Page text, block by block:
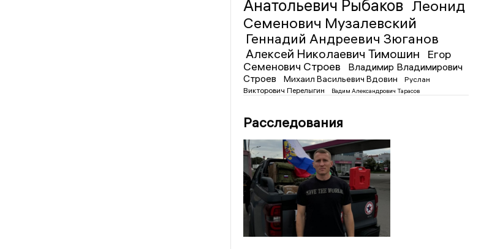
Анатольевич Рыбаков Леонид
Семенович Музалевский
Геннадий Андреевич Зюганов
Алексей Николаевич Тимошин
Егор
Семенович Строев
Владимир Владимирович
Строев
Михаил Васильевич Вдовин
Руслан
Викторович Перелыгин
Вадим Александрович Тарасов
Расследования